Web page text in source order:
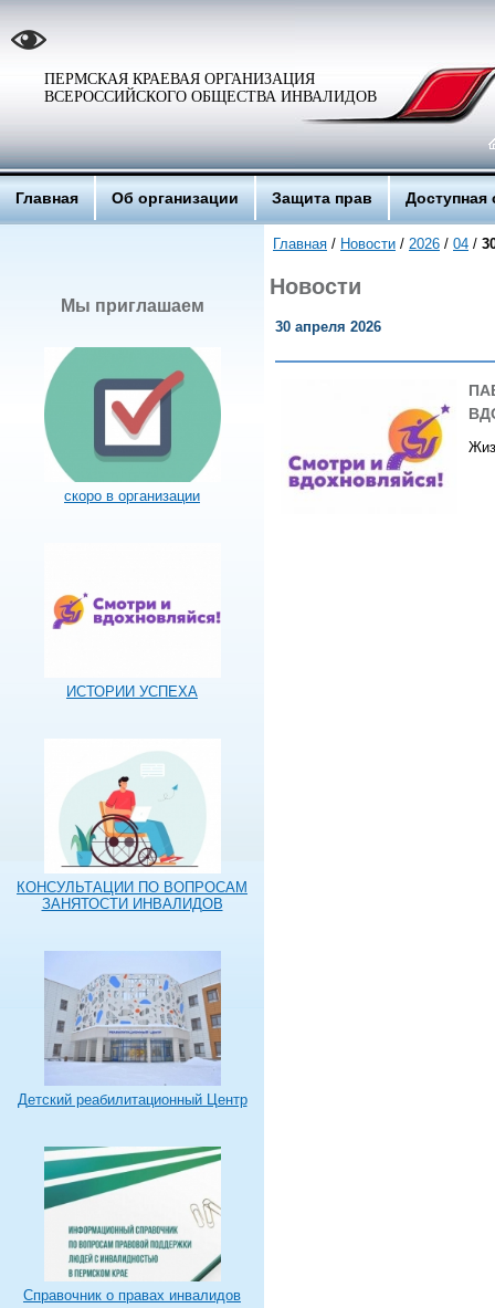
ПЕРМСКАЯ КРАЕВАЯ ОРГАНИЗАЦИЯ
ВСЕРОССИЙСКОГО ОБЩЕСТВА ИНВАЛИДОВ
Главная Об организации Защита прав Доступная
Мы приглашаем
скоро в организации
ИСТОРИИ УСПЕХА
КОНСУЛЬТАЦИИ ПО ВОПРОСАМ
ЗАНЯТОСТИ ИНВАЛИДОВ
Детский реабилитационный Центр
Справочник о правах инвалидов
Главная / Новости / 2026 / 04 /
Новости
30 апреля 2026